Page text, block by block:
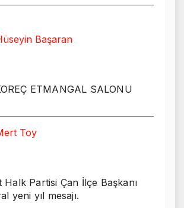
Başaran
ETMANGAL SALONU
Toy
Halk Partisi Çan İlçe Başkanı
yeni yıl mesajı.